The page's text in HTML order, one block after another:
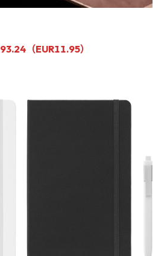
93.24（EUR11.95）